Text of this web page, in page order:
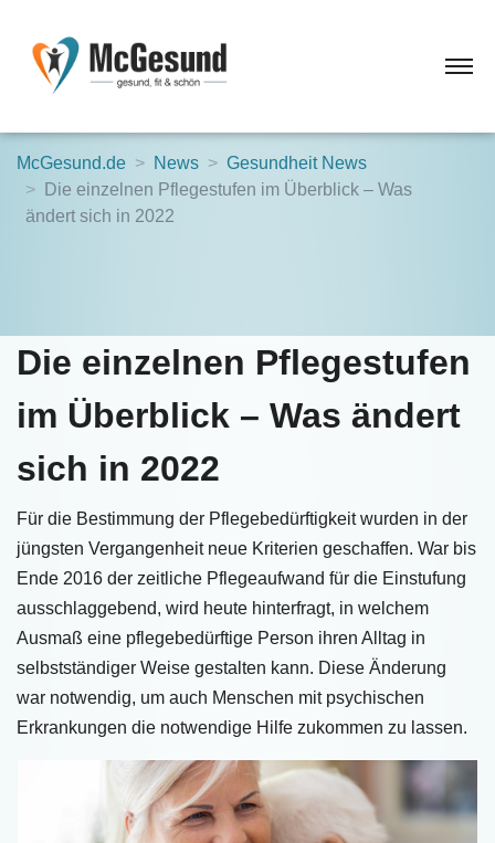
McGesund.de News
Gesundheit News
Die einzelnen Pflegestufen im Überblick – Was
ändert sich in 2022
Die einzelnen Pflegestufen
im Überblick – Was ändert
sich in 2022
Für die Bestimmung der Pflegebedürftigkeit wurden in der
jüngsten Vergangenheit neue Kriterien geschaffen. War bis
Ende 2016 der zeitliche Pflegeaufwand für die Einstufung
ausschlaggebend, wird heute hinterfragt, in welchem
Ausmaß eine pflegebedürftige Person ihren Alltag in
selbstständiger Weise gestalten kann. Diese Änderung
war notwendig, um auch Menschen mit psychischen
Erkrankungen die notwendige Hilfe zukommen zu lassen.